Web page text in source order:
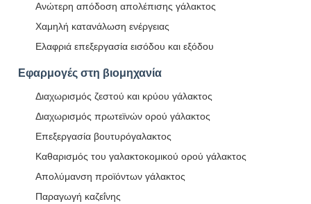
Ανώτερη απόδοση απολέπισης γάλακτος
Χαμηλή κατανάλωση ενέργειας
Ελαφριά επεξεργασία εισόδου και εξόδου
Εφαρμογές στη βιομηχανία
Διαχωρισμός ζεστού και κρύου γάλακτος
Διαχωρισμός πρωτεϊνών ορού γάλακτος
Επεξεργασία βουτυρόγαλακτος
Καθαρισμός του γαλακτοκομικού ορού γάλακτος
Απολύμανση προϊόντων γάλακτος
Παραγωγή καζεΐνης